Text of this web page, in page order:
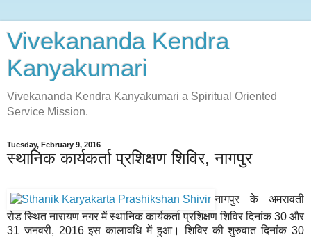
Vivekananda Kendra
Kanyakumari
Vivekananda Kendra Kanyakumari a Spiritual Oriented
Service Mission.
Tuesday, February 9, 2016
स्थानिक कार्यकर्ता प्रशिक्षण शिविर, नागपुर
नागपुर के अमरावती
रोड स्थित नारायण नगर में स्थानिक कार्यकर्ता प्रशिक्षण शिविर दिनांक 30 और
31 जनवरी, 2016 इस कालावधि में हुआ। शिविर की शुरुवात दिनांक 30